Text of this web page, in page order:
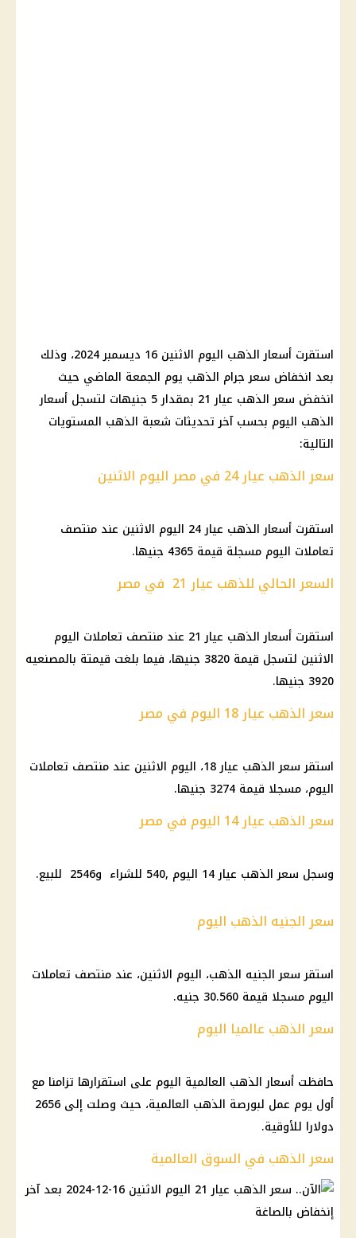
استقرت أسعار الذهب اليوم الاثنين 16 ديسمبر 2024، وذلك
بعد انخفاض سعر جرام الذهب يوم الجمعة الماضي حيث
انخفض سعر الذهب عيار 21 بمقدار 5 جنيهات لتسجل أسعار
الذهب اليوم بحسب آخر تحديثات شعبة الذهب المستويات
التالية:
سعر الذهب عيار 24 في مصر اليوم الاثنين
استقرت أسعار الذهب عيار 24 اليوم الاثنين عند منتصف
تعاملات اليوم مسجلة قيمة 4365 جنيها.
السعر الحالي للذهب عيار 21 في مصر
استقرت أسعار الذهب عيار 21 عند منتصف تعاملات اليوم
الاثنين لتسجل قيمة 3820 جنيها، فيما بلغت قيمتة بالمصنعيه
3920 جنيها.
سعر الذهب عيار 18 اليوم في مصر
استقر سعر الذهب عيار 18، اليوم الاثنين عند منتصف تعاملات
اليوم، مسجلا قيمة 3274 جنيها.
سعر الذهب عيار 14 اليوم في مصر
وسجل سعر الذهب عيار 14 اليوم ,540 للشراء و2546 للبيع.
سعر الجنيه الذهب اليوم
استقر سعر الجنيه الذهب، اليوم الاثنين، عند منتصف تعاملات
اليوم مسجلا قيمة 30.560 جنيه.
سعر الذهب عالميا اليوم
حافظت أسعار الذهب العالمية اليوم على استقرارها تزامنا مع
أول يوم عمل لبورصة الذهب العالمية، حيث وصلت إلى 2656
دولارا للأوقية.
سعر الذهب في السوق العالمية